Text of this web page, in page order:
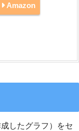
Amazon
したグラフ）をセ